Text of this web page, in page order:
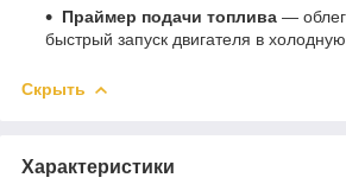
Праймер подачи топлива —
быстрый запуск двигателя в холодную
Скрыть
Характеристики